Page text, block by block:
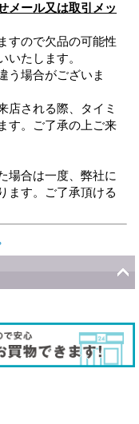
メール又は取引メッ
すので欠品の可能性
いたします。
う場合がございま
店される際、タイミ
す。ご了承の上ご来
場合は一度、弊社に
ます。ご了承頂ける